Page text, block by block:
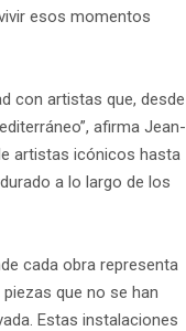
esos momentos
con artistas que, desde
afirma Jean-
artistas icónicos hasta
a lo largo de los
cada obra representa
que no se han
Estas instalaciones